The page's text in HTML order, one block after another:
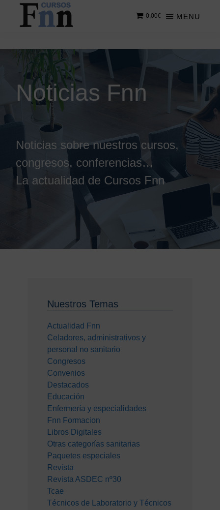
Saltar
contenido
en
cursos
online
MENU
0,00€
Noticias Fnn
Noticias sobre nuestros cursos,
congresos, conferencias…
La actualidad de Cursos Fnn
Nuestros Temas
Actualidad Fnn
Celadores, administrativos y
personal no sanitario
Congresos
Convenios
Destacados
Educación
Enfermería y especialidades
Fnn Formacion
Libros Digitales
Otras categorías sanitarias
Paquetes especiales
Revista
Revista ASDEC nº30
Tcae
Técnicos de Laboratorio y Técnicos